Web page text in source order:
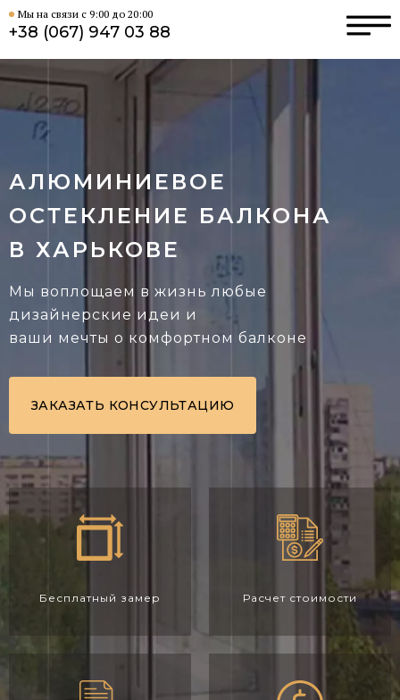
Мы на связи с 9:00 до 20:00
+38 (067) 947 03 88
АЛЮМИНИЕВОЕ
ОСТЕКЛЕНИЕ БАЛКОНА
В ХАРЬКОВЕ
Мы воплощаем в жизнь любые
дизайнерские идеи и
ваши мечты о комфортном балконе
ЗАКАЗАТЬ КОНСУЛЬТАЦИЮ
Бесплатный замер Расчет стоимости